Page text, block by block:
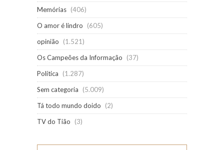
Memórias (406)
O amor é lindro
(605)
opinião
(1.521)
Os Campeões da Informação
(37)
Política
(1.287)
Sem categoria
(5.009)
Tá todo mundo doido
(2)
TV do Tião
(3)